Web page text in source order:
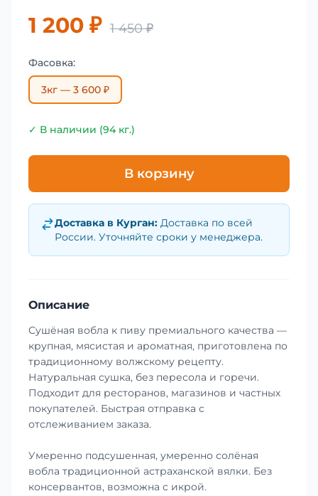
1 200 ₽ 1 450 ₽
Фасовка:
3кг — 3 600 ₽
✓ В наличии (94 кг.)
В корзину
Доставка в Курган: Доставка по всей
России. Уточняйте сроки у менеджера.
Описание
Сушёная вобла к пиву премиального качества —
крупная, мясистая и ароматная, приготовлена по
традиционному волжскому рецепту.
Натуральная сушка, без пересола и горечи.
Подходит для ресторанов, магазинов и частных
покупателей. Быстрая отправка с
отслеживанием заказа.
Умеренно подсушенная, умеренно солёная
вобла традиционной астраханской вялки. Без
консервантов, возможна с икрой.